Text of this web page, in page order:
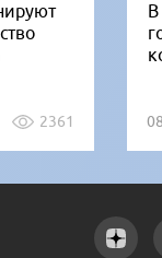
2361
В